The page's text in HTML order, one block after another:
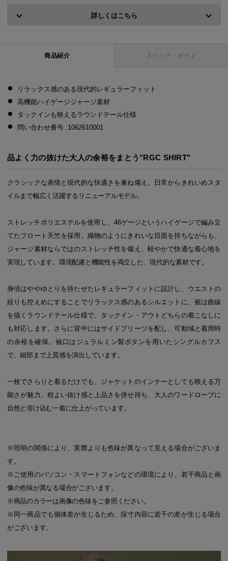
詳しくはこちら
商品紹介 スペック・ガイド
リラックス感のある現代的レギュラーフィット
高機能ハイゲージジャージ素材
タックインも映えるラウンドテール仕様
問い合わせ番号 :1062610001
品よく力の抜けた大人の余裕をまとう"RGC SHIRT"
クラシックな表情と現代的な快適さを兼ね備え、日常からきれいめスタ
イルまで幅広く活躍するリニューアルモデル。
ストレッチポリエステルを使用し、46ゲージというハイゲージで編み立
てたフロート天竺を採用。織物のようにきれいな目面を持ちながらも、
ジャージ素材ならではのストレッチ性を備え、軽やかで快適な着心地を
実現しています。環境配慮と機能性を両立した、現代的な素材です。
身頃はややゆとりを持たせたレギュラーフィットに設計し、ウエストの
絞りも控えめにすることでリラックス感のあるシルエットに。裾は曲線
を描くラウンドテール仕様で、タックイン・アウトどちらの着こなしに
も対応します。さらに背中にはサイドプリーツを配し、可動域と着用時
の余裕を確保。袖口はジュラルミン製ボタンを用いたシングルカフス
で、細部まで上質感を演出しています。
一枚でさらりと着るだけでも、ジャケットのインナーとしても映える万
能さが魅力。程よい抜け感と上品さを併せ持ち、大人のワードローブに
自然と溶け込む一着に仕上がっています。
※照明の関係により、実際よりも色味が異なって見える場合がございま
す。
※ご使用のパソコン・スマートフォンなどの環境により、若干商品と画
像の色味が異なる場合がございます。
※商品のカラーは画像の色味をご参照ください。
※同一商品でも個体差が生じるため、採寸内容に若干の差が生じる場合
がございます。